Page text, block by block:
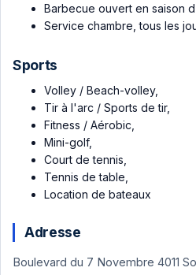
Barbecue ouvert en saison
Service chambre, tous les
Sports
Volley / Beach-volley,
Tir à l'arc / Sports de tir,
Fitness / Aérobic,
Mini-golf,
Court de tennis,
Tennis de table,
Location de bateaux
Adresse
Boulevard du 7 Novembre 4011